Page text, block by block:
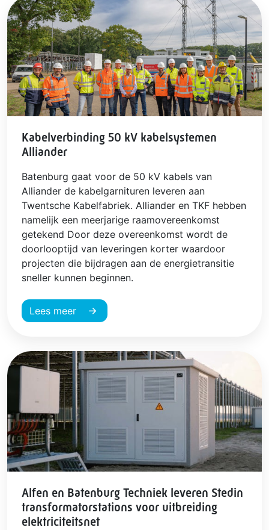
Kabelverbinding 50 kV kabelsystemen
Alliander
Batenburg gaat voor de 50 kV kabels van
Alliander de kabelgarnituren leveren aan
Twentsche Kabelfabriek. Alliander en TKF hebben
namelijk een meerjarige raamovereenkomst
getekend Door deze overeenkomst wordt de
doorlooptijd van leveringen korter waardoor
projecten die bijdragen aan de energietransitie
sneller kunnen beginnen.
Lees meer
Alfen en Batenburg Techniek leveren Stedin
transformatorstations voor uitbreiding
elektriciteitsnet